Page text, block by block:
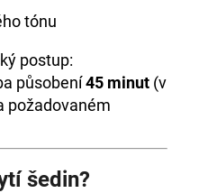
tónu
postup:
působení45 minut (v
požadovaném
šedin?